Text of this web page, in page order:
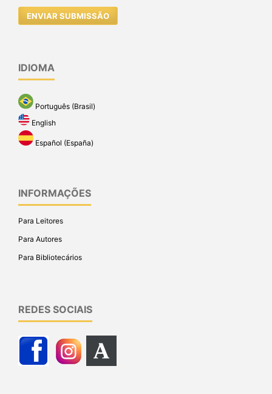
ENVIAR SUBMISSÃO
IDIOMA
Português (Brasil)
English
Español (España)
INFORMAÇÕES
Para Leitores
Para Autores
Para Bibliotecários
REDES SOCIAIS